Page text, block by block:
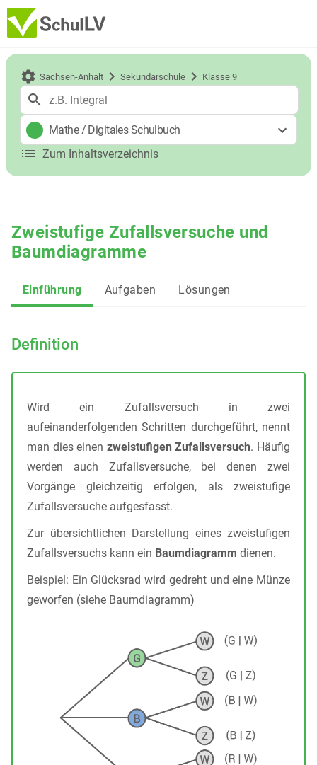
Sachsen-Anhalt Sekundarschule Klasse 9
Mathe/ Digitales Schulbuch
Zum Inhaltsverzeichnis
Zweistufige Zufallsversuche und
Baumdiagramme
Einführung Aufgaben Lösungen
Definition
Wird ein Zufallsversuch in zwei
aufeinanderfolgenden Schritten durchgeführt, nennt
man dies einen zweistufigen Zufallsversuch. Häufig
werden auch Zufallsversuche, bei denen zwei
Vorgänge gleichzeitig erfolgen, als zweistufige
Zufallsversuche aufgesfasst.
Zur übersichtlichen Darstellung eines zweistufigen
Zufallsversuchs kann ein Baumdiagramm dienen.
Beispiel: Ein Glücksrad wird gedreht und eine Münze
geworfen (siehe Baumdiagramm)